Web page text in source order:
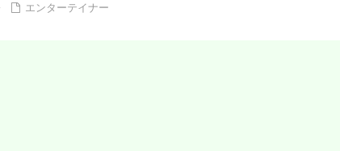
エンターテイナー